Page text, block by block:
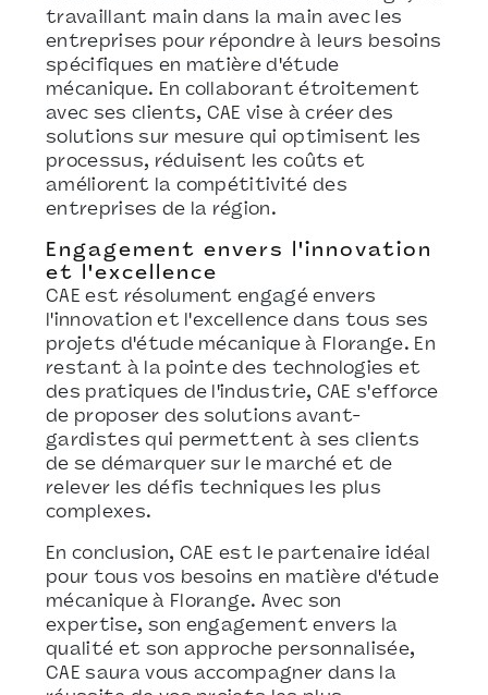
travaillant main dans la main avec les
entreprises pour répondre à leurs besoins
spécifiques en matière d'étude
mécanique. En collaborant étroitement
avec ses clients, CAE vise à créer des
solutions sur mesure qui optimisent les
processus, réduisent les coûts et
améliorent la compétitivité des
entreprises de la région.
Engagement envers l'innovation
et l'excellence
CAE est résolument engagé envers
l'innovation et l'excellence dans tous ses
projets d'étude mécanique à Florange. En
restant à la pointe des technologies et
des pratiques de l'industrie, CAE s'efforce
de proposer des solutions avant-
gardistes qui permettent à ses clients
de se démarquer sur le marché et de
relever les défis techniques les plus
complexes.
En conclusion, CAE est le partenaire idéal
pour tous vos besoins en matière d'étude
mécanique à Florange. Avec son
expertise, son engagement envers la
qualité et son approche personnalisée,
CAE saura vous accompagner dans la